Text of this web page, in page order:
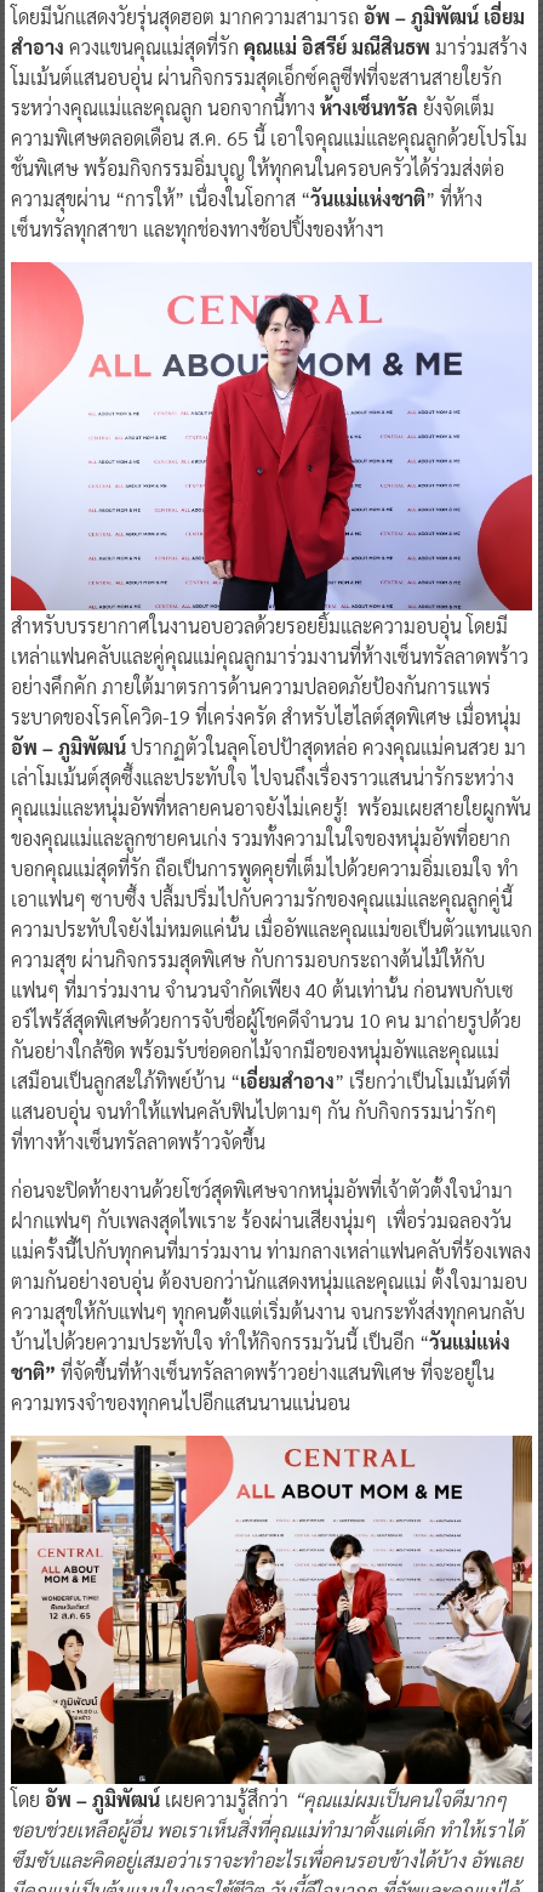
โดยมีนักแสดงวัยรุ่นสุดฮอต มากความสามารถ อัพ – ภูมิพัฒน์ เอี่ยม
สำอาง ควงแขนคุณแม่สุดที่รัก คุณแม่ อิสรีย์ มณีสินธพ มาร่วมสร้าง
โมเม้นต์แสนอบอุ่น ผ่านกิจกรรมสุดเอ็กซ์คลูซีฟที่จะสานสายใยรัก
ระหว่างคุณแม่และคุณลูก นอกจากนี้ทาง ห้างเซ็นทรัล ยังจัดเต็ม
ความพิเศษตลอดเดือน ส.ค. 65 นี้ เอาใจคุณแม่และคุณลูกด้วยโปรโม
ชั่นพิเศษ พร้อมกิจกรรมอิ่มบุญ ให้ทุกคนในครอบครัวได้ร่วมส่งต่อ
ความสุขผ่าน “การให้” เนื่องในโอกาส “วันแม่แห่งชาติ” ที่ห้าง
เซ็นทรัลทุกสาขา และทุกช่องทางช้อปปิ้งของห้างฯ
สำหรับบรรยากาศในงานอบอวลด้วยรอยยิ้มและความอบอุ่น โดยมี
เหล่าแฟนคลับและคู่คุณแม่คุณลูกมาร่วมงานที่ห้างเซ็นทรัลลาดพร้าว
อย่างคึกคัก ภายใต้มาตรการด้านความปลอดภัยป้องกันการแพร่
ระบาดของโรคโควิด-19 ที่เคร่งครัด สำหรับไฮไลต์สุดพิเศษ เมื่อหนุ่ม
อัพ – ภูมิพัฒน์ปรากฏตัวในลุคโอปป้าสุดหล่อ ควงคุณแม่คนสวย มา
เล่าโมเม้นต์สุดซึ้งและประทับใจ ไปจนถึงเรื่องราวแสนน่ารักระหว่าง
คุณแม่และหนุ่มอัพที่หลายคนอาจยังไม่เคยรู้! พร้อมเผยสายใยผูกพัน
ของคุณแม่และลูกชายคนเก่ง รวมทั้งความในใจของหนุ่มอัพที่อยาก
บอกคุณแม่สุดที่รัก ถือเป็นการพูดคุยที่เต็มไปด้วยความอิ่มเอมใจ ทำ
เอาแฟนๆ ซาบซึ้ง ปลื้มปริ่มไปกับความรักของคุณแม่และคุณลูกคู่นี้
ความประทับใจยังไม่หมดแค่นั้น เมื่ออัพและคุณแม่ขอเป็นตัวแทนแจก
ความสุข ผ่านกิจกรรมสุดพิเศษ กับการมอบกระถางต้นไม้ให้กับ
แฟนๆ ที่มาร่วมงาน จำนวนจำกัดเพียง 40 ต้นเท่านั้น ก่อนพบกับเซ
อร์ไพร้ส์สุดพิเศษด้วยการจับชื่อผู้โชคดีจำนวน 10 คน มาถ่ายรูปด้วย
กันอย่างใกล้ชิด พร้อมรับช่อดอกไม้จากมือของหนุ่มอัพและคุณแม่
เสมือนเป็นลูกสะใภ้ทิพย์บ้าน “เอี่ยมสำอาง” เรียกว่าเป็นโมเม้นต์ที่
แสนอบอุ่น จนทำให้แฟนคลับฟินไปตามๆ กัน กับกิจกรรมน่ารักๆ
ที่ทางห้างเซ็นทรัลลาดพร้าวจัดขึ้น
ก่อนจะปิดท้ายงานด้วยโชว์สุดพิเศษจากหนุ่มอัพที่เจ้าตัวตั้งใจนำมา
ฝากแฟนๆ กับเพลงสุดไพเราะ ร้องผ่านเสียงนุ่มๆ เพื่อร่วมฉลองวัน
แม่ครั้งนี้ไปกับทุกคนที่มาร่วมงาน ท่ามกลางเหล่าแฟนคลับที่ร้องเพลง
ตามกันอย่างอบอุ่น ต้องบอกว่านักแสดงหนุ่มและคุณแม่ ตั้งใจมามอบ
ความสุขให้กับแฟนๆ ทุกคนตั้งแต่เริ่มต้นงาน จนกระทั่งส่งทุกคนกลับ
บ้านไปด้วยความประทับใจ ทำให้กิจกรรมวันนี้ เป็นอีก “วันแม่แห่ง
ชาติ” ที่จัดขึ้นที่ห้างเซ็นทรัลลาดพร้าวอย่างแสนพิเศษ ที่จะอยู่ใน
ความทรงจำของทุกคนไปอีกแสนนานแน่นอน
โดย อัพ – ภูมิพัฒน์เผยความรู้สึกว่า “คุณแม่ผมเป็นคนใจดีมากๆ
ชอบช่วยเหลือผู้อื่น พอเราเห็นสิ่งที่คุณแม่ทำมาตั้งแต่เด็ก ทำให้เราได้
ซึมซับและคิดอยู่เสมอว่าเราจะทำอะไรเพื่อคนรอบข้างได้บ้าง อัพเลย